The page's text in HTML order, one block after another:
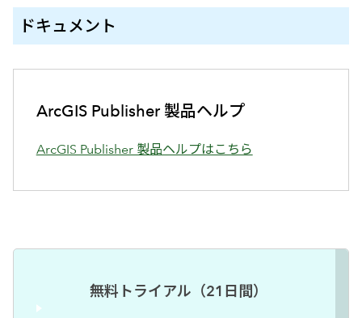
ドキュメント
ArcGIS Publisher 製品ヘルプ
ArcGIS Publisher 製品ヘルプはこちら
無料トライアル（21日間）